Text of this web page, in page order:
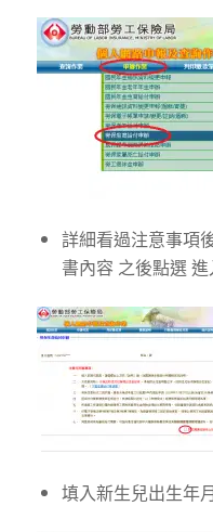
詳細看過注意事項
書內容 之後點選
填入新生兒出生年